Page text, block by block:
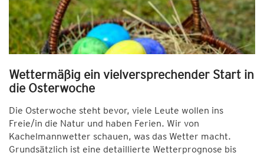
Wettermäßig ein vielversprechender Start in
die Osterwoche
Die Osterwoche steht bevor, viele Leute wollen ins
Freie/in die Natur und haben Ferien. Wir von
Kachelmannwetter schauen, was das Wetter macht.
Grundsätzlich ist eine detaillierte Wetterprognose bis